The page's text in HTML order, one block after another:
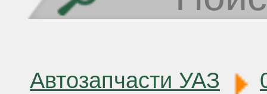
Автозапчасти УАЗ